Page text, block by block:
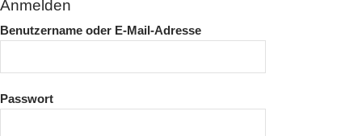
Anmelden
Benutzername oder E-Mail-Adresse
Passwort